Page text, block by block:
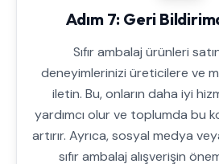
Adım 7: Geri
Sıfır ambalaj ürünleri
deneyimlerinizi üreticilere ve
iletin. Bu, onların daha iyi
yardımcı olur ve toplumda bu
artırır. Ayrıca, sosyal medya
sıfır ambalaj alışverişin